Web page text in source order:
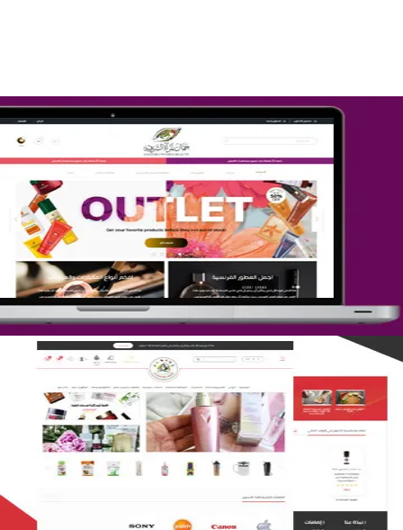
تصميم متجر جمال المرأة الشرقية
التفاصيل
تصميم متجر لمار
التفاصيل